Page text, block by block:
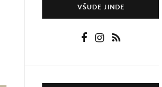
VŠUDE JINDE